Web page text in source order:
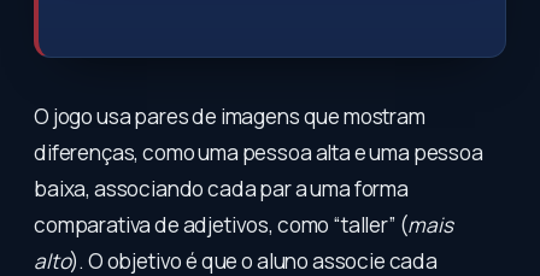
O jogo usa pares de imagens que mostram
diferenças, como uma pessoa alta e uma pessoa
baixa, associando cada par a uma forma
comparativa de adjetivos, como “taller” (mais
alto). O objetivo é que o aluno associe cada